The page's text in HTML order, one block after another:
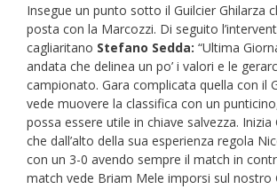
Insegue un punto sotto il Guilcier Ghilarza
posta con la Marcozzi. Di seguito
cagliaritano Stefano Sedda: “Ultima
andata che delinea un po’ i valori e le
campionato. Gara complicata quella con il
vede muovere la classifica con un
possa essere utile in chiave salvezza. Inizia
che dall’alto della sua esperienza regola
con un 3-0 avendo sempre il match in
match vede Briam Mele imporsi sul nostro